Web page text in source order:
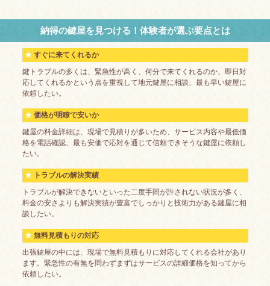
納得の鍵屋を見つける！体験者が選ぶ要点とは
すぐに来てくれるか
鍵トラブルの多くは、緊急性が高く、何分で来てくれるのか、即日対
応してくれるかという点を重視して地元鍵屋に相談、最も早い鍵屋に
依頼したい。
価格が明瞭で安いか
鍵屋の料金詳細は、現場で見積りが多いため、サービス内容や最低価
格を電話確認、最も安価で応対を通じて信頼できそうな鍵屋に依頼し
たい。
トラブルの解決実績
トラブルが解決できないといった二度手間が許されない状況が多く、
料金の安さよりも解決実績が豊富でしっかりと技術力がある鍵屋に相
談したい。
無料見積もりの対応
出張鍵屋の中には、現場で無料見積もりに対応してくれる会社があり
ます。緊急性の有無を問わずまずはサービスの詳細価格を知ってから
依頼したい。